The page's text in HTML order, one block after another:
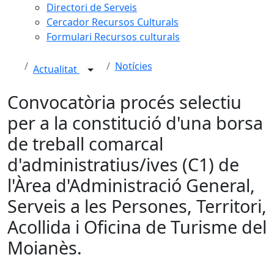
Directori de Serveis
Cercador Recursos Culturals
Formulari Recursos culturals
Actualitat Notícies
Convocatòria procés selectiu
per a la constitució d'una borsa
de treball comarcal
d'administratius/ives (C1) de
l'Àrea d'Administració General,
Serveis a les Persones, Territori,
Acollida i Oficina de Turisme del
Moianès.